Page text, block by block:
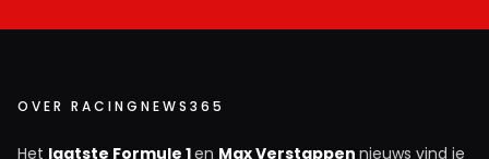
OVER RACINGNEWS365
Het laatste Formule 1en Max Verstappen nieuws vind je